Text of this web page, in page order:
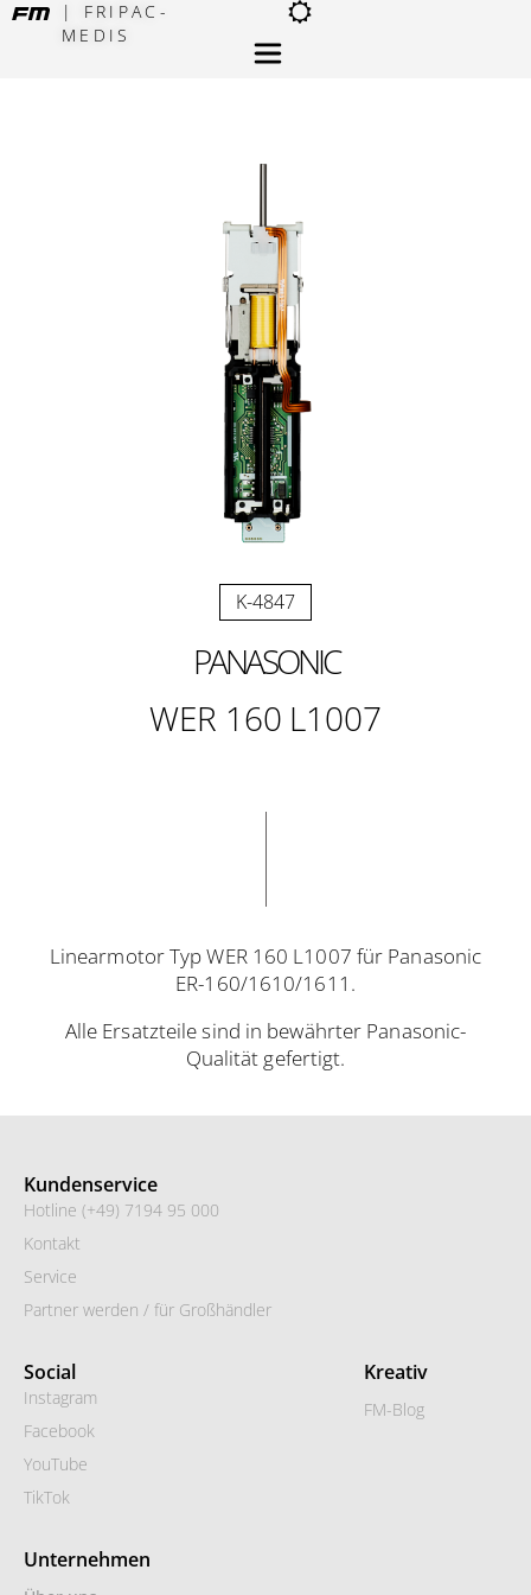
| FRIPAC-
MEDIS
K-4847
PANASONIC
WER 160 L1007
Linearmotor Typ WER 160 L1007 für Panasonic
ER-160/1610/1611.
Alle Ersatzteile sind in bewährter Panasonic-
Qualität gefertigt.
Kundenservice
Hotline (+49) 7194 95 000
Kontakt
Service
Partner werden / für Großhändler
Social
Instagram
Facebook
YouTube
TikTok
Kreativ
FM-Blog
Unternehmen